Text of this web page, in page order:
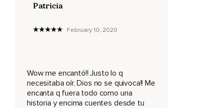
pensar.
Nosotros podemos escoger nuestros pensamientos.
Ninguna persona puede hacernos tener un pensamiento
sobre algo.
Patricia
February 10, 2020
Wow me encantó!! Justo lo q
necesitaba oír, Dios no se quivoca!! Me
encanta q fuera todo como una
historia y encima cuentes desde tu